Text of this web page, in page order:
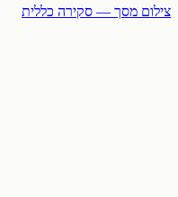
צילום מסך — סקירה כללית